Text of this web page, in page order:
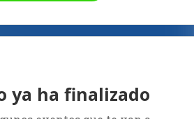
ya ha finalizado